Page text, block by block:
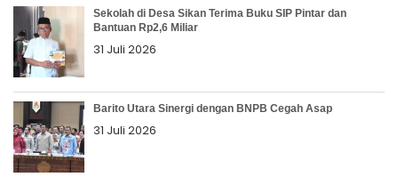
Sekolah di Desa Sikan Terima Buku SIP Pintar dan
Bantuan Rp2,6 Miliar
31 Juli 2026
Barito Utara Sinergi dengan BNPB Cegah Asap
31 Juli 2026